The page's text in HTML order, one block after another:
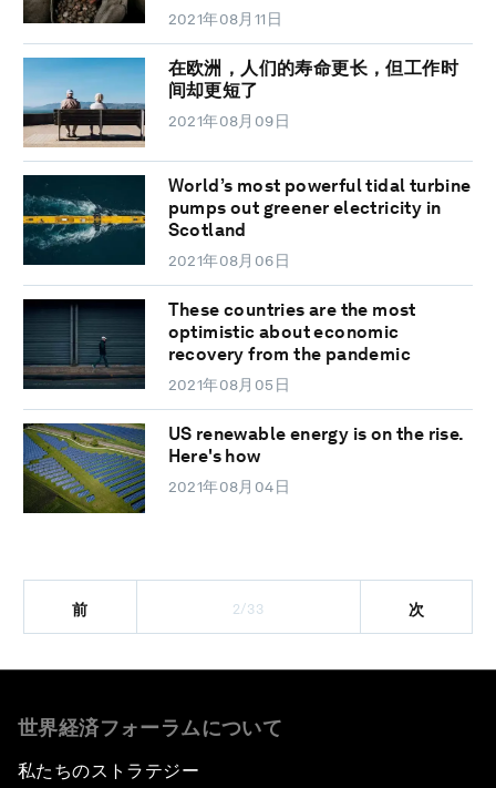
2021年08月11日
在欧洲，人们的寿命更长，但工作时
间却更短了
2021年08月09日
World’s most powerful tidal turbine
pumps out greener electricity in
Scotland
2021年08月06日
These countries are the most
optimistic about economic
recovery from the pandemic
2021年08月05日
US renewable energy is on the rise.
Here's how
2021年08月04日
前 2/33 次
世界経済フォーラムについて
私たちのストラテジー